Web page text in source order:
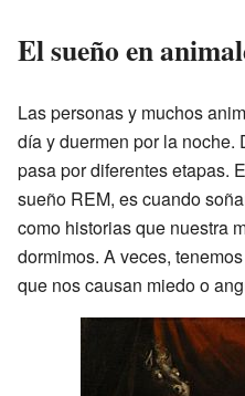
El sueño en
Las personas y muchos
día y duermen por la noche.
pasa por diferentes etapas.
sueño REM, es cuando
como historias que nuestra
dormimos. A veces, tenemos
que nos causan miedo o